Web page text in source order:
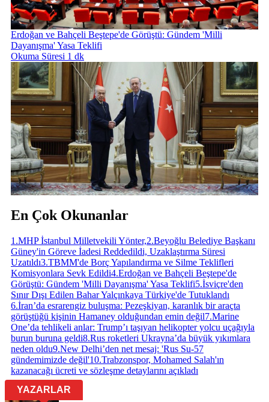
Erdoğan ve Bahçeli Beştepe'de Görüştü: Gündem 'Milli
Dayanışma' Yasa Teklifi
Okuma Süresi 1 dk
En Çok Okunanlar
1 .MHP İstanbul Milletvekili Yönter,2.Beyoğlu Belediye Başkanı
Güney'in Göreve İadesi Reddedildi, Uzaklaştırma Süresi
Uzatıldı3.TBMM'de Borç Yapılandırma ve Silme Teklifleri
Komisyonlara Sevk Edildi4.Erdoğan ve Bahçeli Beştepe'de
Görüştü: Gündem 'Milli Dayanışma' Yasa Teklifi5.İsviçre'den
Sınır Dışı Edilen Bahar Yalçınkaya Türkiye'de Tutuklandı
6.İran’da esrarengiz buluşma: Pezeşkiyan, karanlık bir araçta
görüştüğü kişinin Hamaney olduğundan emin değil7.Marine
One’da tehlikeli anlar: Trump’ı taşıyan helikopter yolcu uçağıyla
burun buruna geldi8.Rus roketleri Ukrayna’da büyük yıkımlara
neden oldu9.New Delhi’den net mesaj: 'Rus Su-57
gündemimizde değil'10.Trabzonspor, Mohamed Salah'ın
kazanacağı ücreti ve sözleşme detaylarını açıkladı
YAZARLAR